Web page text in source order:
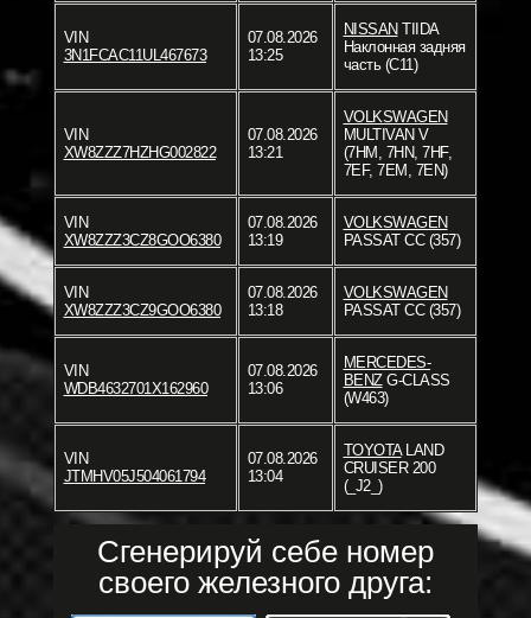
VIN
3N1FCAC11UL467673
07.08.2026
13:25
NISSAN TIIDA
Наклонная задняя
часть (C11)
VIN
XW8ZZZ7HZHG002822
07.08.2026
13:21
VOLKSWAGEN
MULTIVAN V
(7HM, 7HN, 7HF,
7EF, 7EM, 7EN)
VIN
XW8ZZZ3CZ8GOO6380
07.08.2026
13:19
VOLKSWAGEN
PASSAT CC (357)
VIN
XW8ZZZ3CZ9GOO6380
07.08.2026
13:18
VOLKSWAGEN
PASSAT CC (357)
VIN
WDB4632701X162960
07.08.2026
13:06
MERCEDES-
BENZG-CLASS
(W463)
VIN
JTMHV05J504061794
07.08.2026
13:04
TOYOTALAND
CRUISER 200
(_J2_)
Сгенерируй себе номер
своего железного друга: